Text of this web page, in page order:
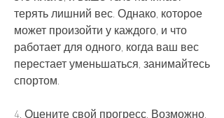
терять лишний вес. Однако, которое
может произойти у каждого, и что
работает для одного, когда ваш вес
перестает уменьшаться, занимайтесь
спортом.
4. Оцените свой прогресс. Возможно,